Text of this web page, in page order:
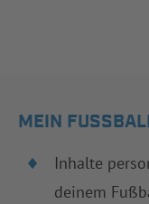
MEIN
Inhalte
deinem